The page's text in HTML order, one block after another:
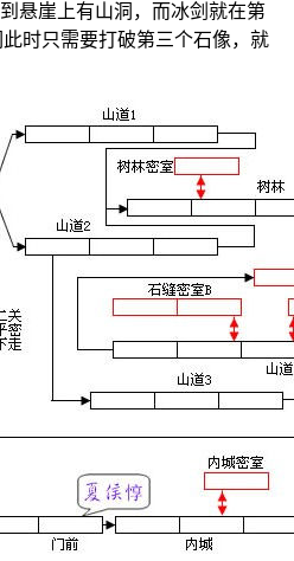
悬崖上有山洞，而冰剑就在第
时只需要打破第三个石像，就